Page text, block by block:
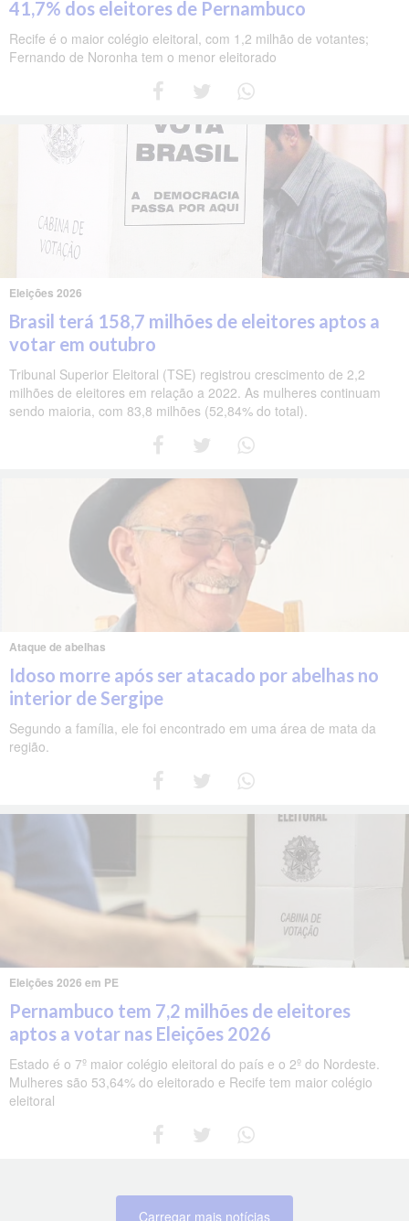
41,7% dos eleitores de Pernambuco
Recife é o maior colégio eleitoral, com 1,2 milhão de votantes;
Fernando de Noronha tem o menor eleitorado
Eleições 2026
Brasil terá 158,7 milhões de eleitores aptos a
votar em outubro
Tribunal Superior Eleitoral (TSE) registrou crescimento de 2,2
milhões de eleitores em relação a 2022. As mulheres continuam
sendo maioria, com 83,8 milhões (52,84% do total).
Ataque de abelhas
Idoso morre após ser atacado por abelhas no
interior de Sergipe
Segundo a família, ele foi encontrado em uma área de mata da
região.
Eleições 2026 em PE
Pernambuco tem 7,2 milhões de eleitores
aptos a votar nas Eleições 2026
Estado é o 7º maior colégio eleitoral do país e o 2º do Nordeste.
Mulheres são 53,64% do eleitorado e Recife tem maior colégio
eleitoral
Carregar mais notícias